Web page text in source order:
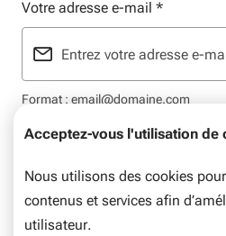
Acceptez-vous l'utilisation de
Nous utilisons des cookies
contenus et services afin
utilisateur.
Votre adresse e-mail *
Format : email@domaine.com
Mentions légales